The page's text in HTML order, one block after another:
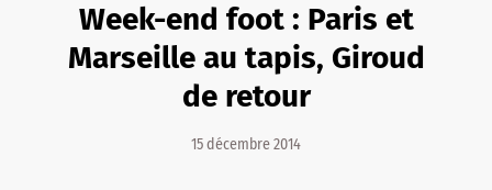
Week-end foot : Paris et
Marseille au tapis, Giroud
de retour
15 décembre 2014